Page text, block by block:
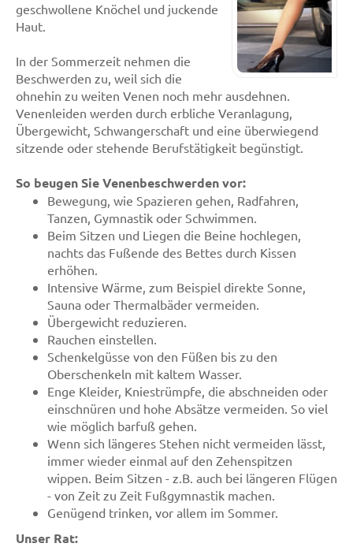
geschwollene Knöchel und juckende
Haut.
In der Sommerzeit nehmen die
Beschwerden zu, weil sich die
ohnehin zu weiten Venen noch mehr ausdehnen.
Venenleiden werden durch erbliche Veranlagung,
Übergewicht, Schwangerschaft und eine überwiegend
sitzende oder stehende Berufstätigkeit begünstigt.
So beugen Sie Venenbeschwerden vor:
Bewegung, wie Spazieren gehen, Radfahren,
Tanzen, Gymnastik oder Schwimmen.
Beim Sitzen und Liegen die Beine hochlegen,
nachts das Fußende des Bettes durch Kissen
erhöhen.
Intensive Wärme, zum Beispiel direkte Sonne,
Sauna oder Thermalbäder vermeiden.
Übergewicht reduzieren.
Rauchen einstellen.
Schenkelgüsse von den Füßen bis zu den
Oberschenkeln mit kaltem Wasser.
Enge Kleider, Kniestrümpfe, die abschneiden oder
einschnüren und hohe Absätze vermeiden. So viel
wie möglich barfuß gehen.
Wenn sich längeres Stehen nicht vermeiden lässt,
immer wieder einmal auf den Zehenspitzen
wippen. Beim Sitzen - z.B. auch bei längeren Flügen
- von Zeit zu Zeit Fußgymnastik machen.
Genügend trinken, vor allem im Sommer.
Unser Rat: